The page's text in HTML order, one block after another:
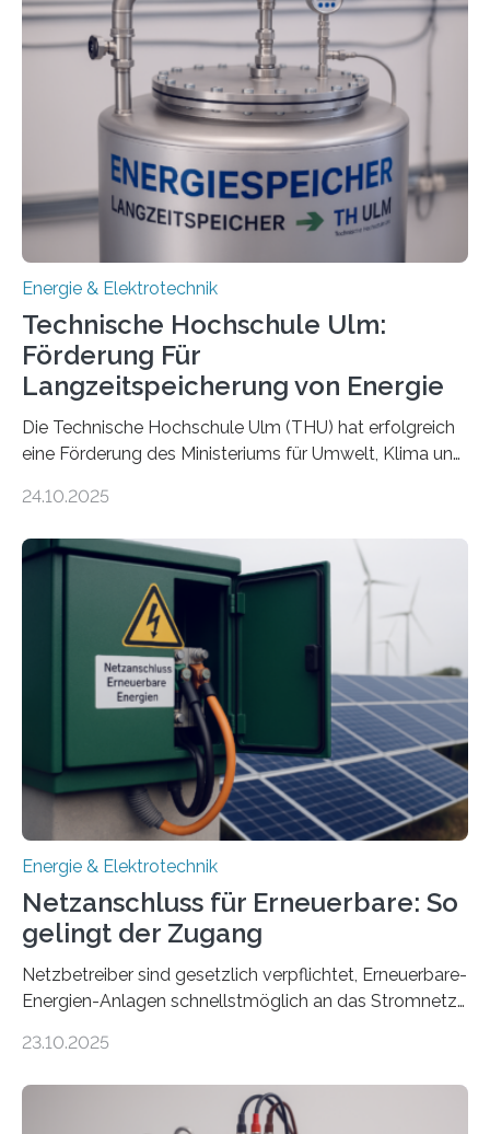
Energie & Elektrotechnik
Technische Hochschule Ulm:
Förderung Für
Langzeitspeicherung von Energie
Die Technische Hochschule Ulm (THU) hat erfolgreich
eine Förderung des Ministeriums für Umwelt, Klima und
Forschungsprojekt „LAGER – Langzeitspeicherung in
Quartieren“ eingeworben. Ziel des Projekts ist die
Entwicklung, Erprobung und Demonstration von
Konzepten zur langfristigen Energiespeicherung in
sektorübergreifend vernetzten Energiesystemen. Das
Projekt startete am 15. Oktober 2025, hat eine Laufzeit
von drei Jahren und ein Gesamtvolumen von rund 2,9
Millionen Euro, wovon 2,6 Millionen Euro durch das
Ministerium für Umwelt, Klima und…
24.10.2025
Energie & Elektrotechnik
Netzanschluss für Erneuerbare: So
gelingt der Zugang
Netzbetreiber sind gesetzlich verpflichtet, Erneuerbare-
Energien-Anlagen schnellstmöglich an das Stromnetz
ermöglichen. Doch der dafür nötige Netzausbau hinkt
einem „Anschlussstau“. Die Stiftung
23.10.2025